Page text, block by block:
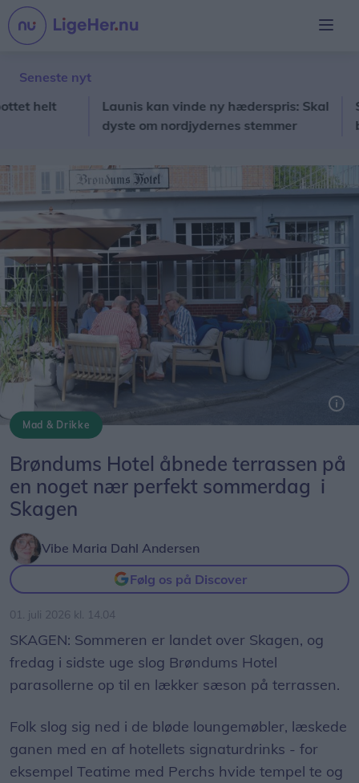
Seneste nyt
Launis kan vinde ny hæderspris: Skal
dyste om nordjydernes stemmer
Sæby
Mad & Drikke
Brøndums Hotel åbnede terrassen på
en noget nær perfekt sommerdag i
Skagen
Vibe Maria Dahl Andersen
Følg os på Discover
01. juli 2026 kl. 14.04
SKAGEN: Sommeren er landet over Skagen, og
fredag i sidste uge slog Brøndums Hotel
parasollerne op til en lækker sæson på terrassen.
Folk slog sig ned i de bløde loungemøbler, læskede
ganen med en af hotellets signaturdrinks - for
eksempel Teatime med Perchs hvide tempel te og